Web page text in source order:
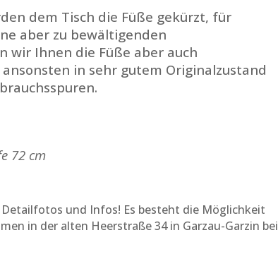
dem Tisch die Füße gekürzt, für
aber zu bewältigenden
wir Ihnen die Füße aber auch
in sehr gutem Originalzustand
72 cm
und Infos! Es besteht die Möglichkeit
in der alten Heerstraße 34 in Garzau-Garzin bei